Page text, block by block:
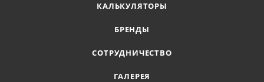
КАЛЬКУЛЯТОРЫ
БРЕНДЫ
СОТРУДНИЧЕСТВО
ГАЛЕРЕЯ